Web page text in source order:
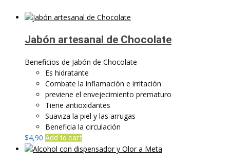
Jabón artesanal de Chocolate
Beneficios de Jabón de Chocolate
Es hidratante
Combate la inflamación e irritación
previene el envejecimiento prematuro
Tiene antioxidantes
Suaviza la piel y las arrugas
Beneficia la circulación
$4,90 Add to cart